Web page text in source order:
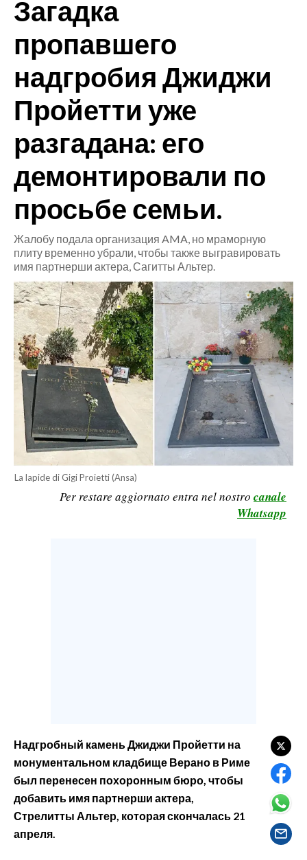
ITALIA
MONDO
POLITICA
ECONOMIA
SERVIZI ALLE IMPRESE
LAVORO
BANDI
SPORT IN SARDEGNA
SPORT
RISULTATI E CLASSIFICHE
CALCIO
CALCIO REGIONALE
BASKET
VOLLEY
MOTORI
TENNIS
ALTRI SPORT
CULTURA
VIDEO
INFO AZIENDE
ANNUNCI
Загадка
пропавшего
надгробия Джиджи
Пройетти уже
разгадана: его
демонтировали по
просьбе семьи.
Жалобу подала организация AMA, но мраморную
плиту временно убрали, чтобы также выгравировать
имя партнерши актера, Сагитты Альтер.
La lapide di Gigi Proietti (Ansa)
Per restare aggiornato entra nel nostro canale
Whatsapp
Надгробный камень Джиджи Пройетти на
монументальном кладбище Верано в Риме
был перенесен похоронным бюро, чтобы
добавить имя партнерши актера,
Стрелитты Альтер, которая скончалась 21
апреля.